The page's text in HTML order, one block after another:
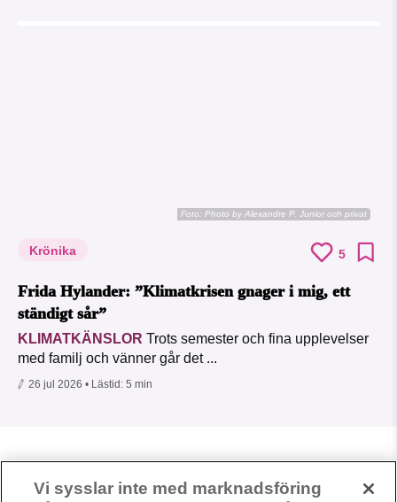
Foto: Photo by Alexandre P. Junior och privat
Krönika 5
Frida Hylander: ”Klimatkrisen gnager i mig, ett
ständigt sår”
KLIMATKÄNSLOR Trots semester och fina upplevelser
med familj och vänner går det ...
26 jul 2026 • Lästid: 5 min
Vi sysslar inte med marknadsföring